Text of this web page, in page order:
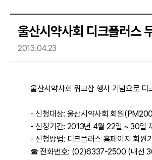
울산시약사회 디크플러스
2013.04.23
울산시약사회 워크샵 행사 기념으로
- 신청대상: 울산시약사회 회원
- 신청기간: 2013년 4월 22일 ~ 30일
- 신청방법: 디크플러스 홈페이지 회원
☎ 전화번호: (02)6337-2500 (내선